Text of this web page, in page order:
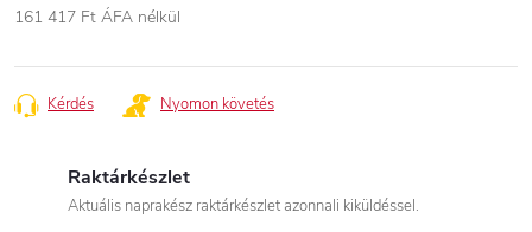
161 417 Ft ÁFA nélkül
Kérdés Nyomon követés
Raktárkészlet
Aktuális naprakész raktárkészlet azonnali kiküldéssel.